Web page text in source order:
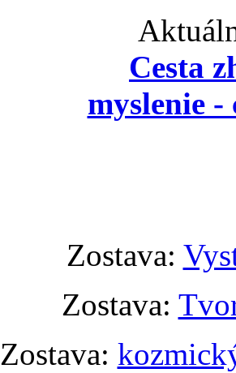
Cesta
myslenie
Zostava:
Zostava:
Zostava: